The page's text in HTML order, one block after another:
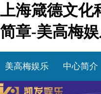
上海箴德文化
简章-美高梅
美高梅娱乐 中心简介